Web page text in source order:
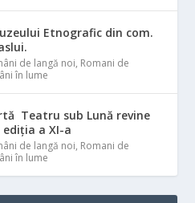
Etnografic din com.
de langă noi, Romani de
în lume
Teatru sub Lună revine
a XI-a
de langă noi, Romani de
în lume